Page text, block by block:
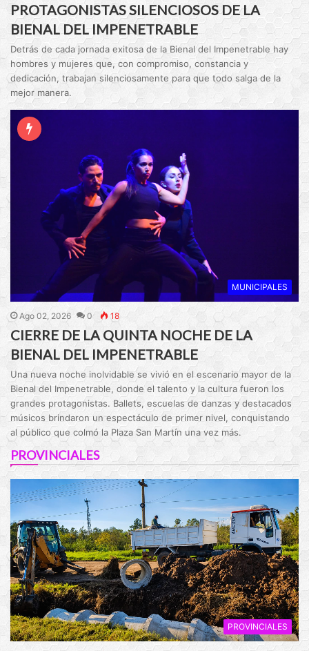
PROTAGONISTAS SILENCIOSOS DE LA
BIENAL DEL IMPENETRABLE
Detrás de cada jornada exitosa de la Bienal del Impenetrable hay
hombres y mujeres que, con compromiso, constancia y
dedicación, trabajan silenciosamente para que todo salga de la
mejor manera.
MUNICIPALES
Ago 02, 2026 0 18
CIERRE DE LA QUINTA NOCHE DE LA
BIENAL DEL IMPENETRABLE
Una nueva noche inolvidable se vivió en el escenario mayor de la
Bienal del Impenetrable, donde el talento y la cultura fueron los
grandes protagonistas. Ballets, escuelas de danzas y destacados
músicos brindaron un espectáculo de primer nivel, conquistando
al público que colmó la Plaza San Martín una vez más.
PROVINCIALES
PROVINCIALES